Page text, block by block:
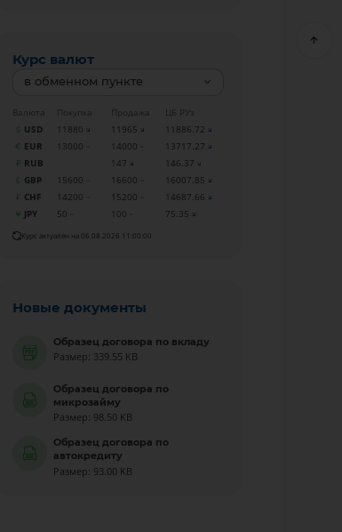
Курс валют
в обменном пункте
Валюта Покупка Продажа
ЦБ РУз
USD
11880 11965
11886.72
EUR
13000 14000
13717.27
RUB
147
146.37
GBP
15600 16600
16007.85
CHF
14200 15200
14687.66
JPY
50 100 75.35
Курс актуален на 06.08.2026 11:00:00
Новые документы
Образец договора по вкладу
Размер: 339.55 KB
Образец договора по
микрозайму
Размер: 98.50 KB
Образец договора по
автокредиту
Размер: 93.00 KB